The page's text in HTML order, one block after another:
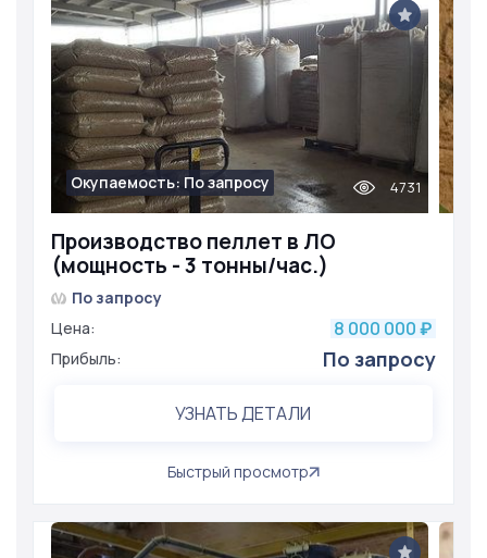
Производство пеллет в ЛО
(мощность - 3 тонны/час.)
Окупаемость: По запросу 4731
По запросу
Цена:
8 000 000 ₽
Прибыль: По запросу
УЗНАТЬ ДЕТАЛИ
Быстрый просмотр